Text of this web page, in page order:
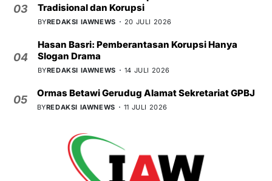
03
Tradisional dan Korupsi
BYREDAKSI IAWNEWS 20 JULI 2026
04
Hasan Basri: Pemberantasan Korupsi Hanya
Slogan Drama
BYREDAKSI IAWNEWS 14 JULI 2026
05
Ormas Betawi Gerudug Alamat Sekretariat GPBJ
BYREDAKSI IAWNEWS 11 JULI 2026